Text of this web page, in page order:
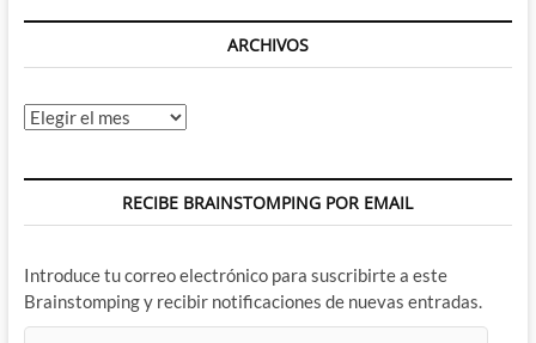
ARCHIVOS
Archivos
RECIBE BRAINSTOMPING POR EMAIL
Introduce tu correo electrónico para suscribirte a este
Brainstomping y recibir notificaciones de nuevas entradas.